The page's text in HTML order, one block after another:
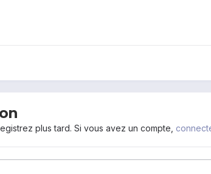
plus tard. Si vous avez un compte,